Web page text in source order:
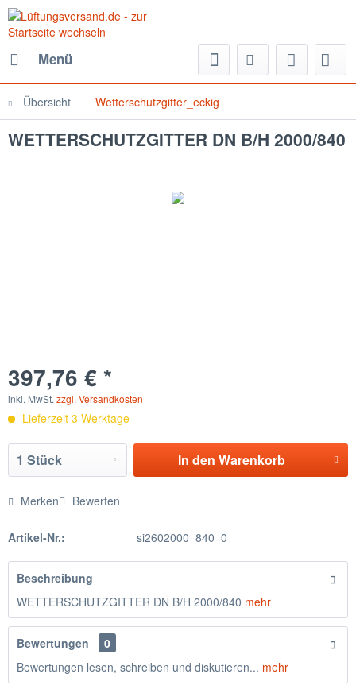
Menü
Übersicht Wetterschutzgitter_eckig
WETTERSCHUTZGITTER DN B/H 2000/840
397,76 € *
inkl. MwSt. zzgl. Versandkosten
Lieferzeit 3 Werktage
In den Warenkorb
Merken Bewerten
Artikel-Nr.: si2602000_840_0
Beschreibung
WETTERSCHUTZGITTER DN B/H 2000/840 mehr
Bewertungen
0
Bewertungen lesen, schreiben und diskutieren... mehr